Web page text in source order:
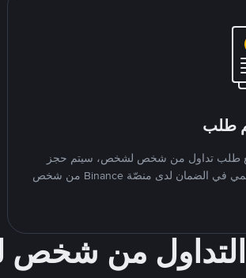
طلب تداول من شخص لشخص، سيتم حجز
الأصل الرقمي في الضمان لدى منصّة Binance من شخص
التداول من